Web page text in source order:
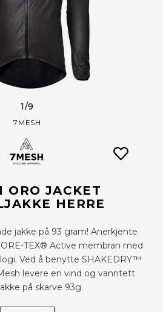
1/9
7MESH
ORO JACKET
HERRE
jakke på 93 gram! Anerkjente
TEX® Active membran med
Ved å benytte SHAKEDRY™
levere en vind og vanntett
på skarve 93g.